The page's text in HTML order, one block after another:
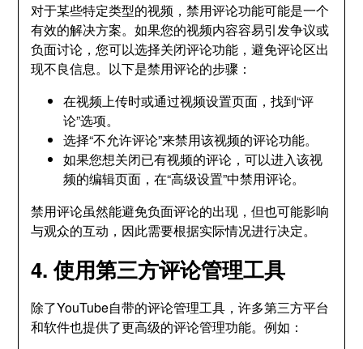
对于某些特定类型的视频，禁用评论功能可能是一个
有效的解决方案。如果您的视频内容容易引发争议或
负面讨论，您可以选择关闭评论功能，避免评论区出
现不良信息。以下是禁用评论的步骤：
在视频上传时或通过视频设置页面，找到“评
论”选项。
选择“不允许评论”来禁用该视频的评论功能。
如果您想关闭已有视频的评论，可以进入该视
频的编辑页面，在“高级设置”中禁用评论。
禁用评论虽然能避免负面评论的出现，但也可能影响
与观众的互动，因此需要根据实际情况进行决定。
4. 使用第三方评论管理工具
除了YouTube自带的评论管理工具，许多第三方平台
和软件也提供了更高级的评论管理功能。例如：